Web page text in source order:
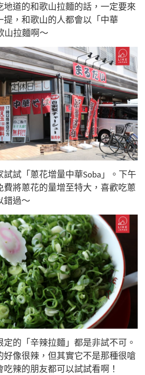
地道的和歌山拉麵的話，一定要來
提，和歌山的人都會以「中華
山拉麵啊～
試「蔥花增量中華Soba」。下午
費將蔥花的量增至特大，喜歡吃蔥
錯過～
的「辛辣拉麵」都是非試不可。
好像很辣，但其實它不是那種很嗆
辣的朋友都可以試試看啊！